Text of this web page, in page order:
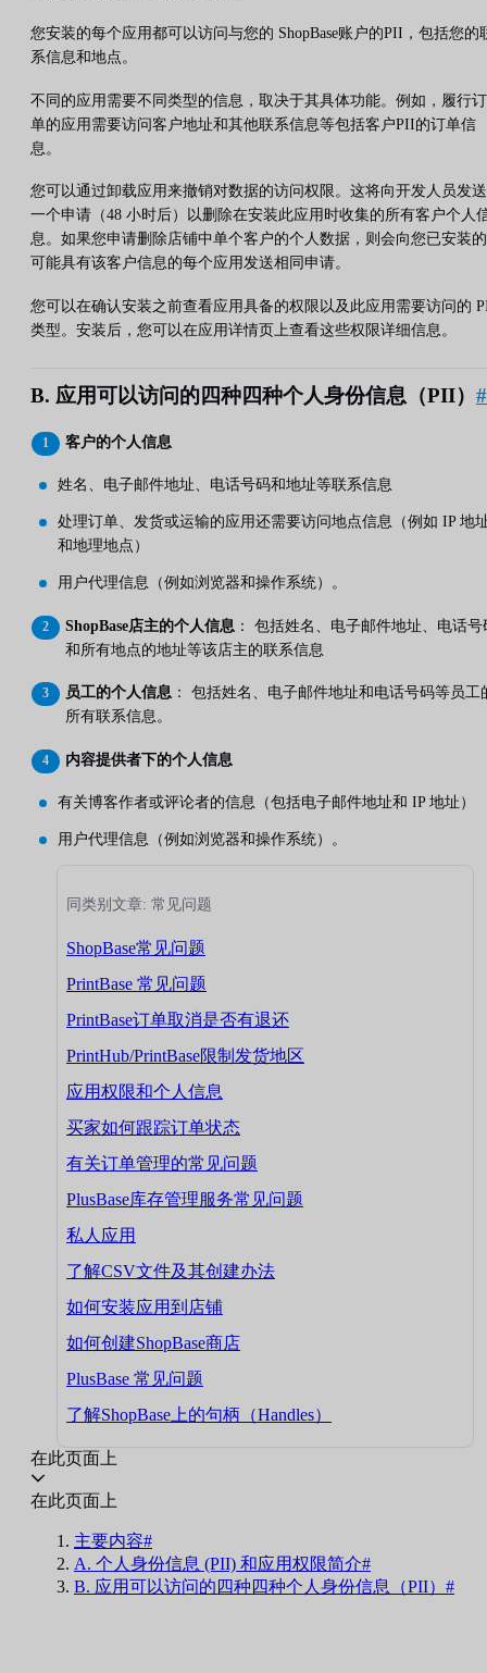
您安装的每个应用都可以访问与您的 ShopBase账户的PII，包括您的
系信息和地点。
不同的应用需要不同类型的信息，取决于其具体功能。例如，履行订
单的应用需要访问客户地址和其他联系信息等包括客户PII的订单信
息。
您可以通过卸载应用来撤销对数据的访问权限。这将向开发人员发送
一个申请（48 小时后）以删除在安装此应用时收集的所有客户个人
息。如果您申请删除店铺中单个客户的个人数据，则会向您已安装的
可能具有该客户信息的每个应用发送相同申请。
您可以在确认安装之前查看应用具备的权限以及此应用需要访问的
类型。安装后，您可以在应用详情页上查看这些权限详细信息。
B. 应用可以访问的四种四种个人身份信息（PII） #
客户的个人信息
姓名、电子邮件地址、电话号码和地址等联系信息
处理订单、发货或运输的应用还需要访问地点信息（例如 IP 地
和地理地点）
用户代理信息（例如浏览器和操作系统）。
ShopBase店主的个人信息 ： 包括姓名、电子邮件地址、电话号
和所有地点的地址等该店主的联系信息
员工的个人信息 ： 包括姓名、电子邮件地址和电话号码等员工
所有联系信息。
内容提供者下的个人信息
有关博客作者或评论者的信息（包括电子邮件地址和 IP 地址）
用户代理信息（例如浏览器和操作系统）。
同类别文章: 常见问题
ShopBase常见问题
PrintBase 常见问题
PrintBase订单取消是否有退还
PrintHub/PrintBase限制发货地区
应用权限和个人信息
买家如何跟踪订单状态
有关订单管理的常见问题
PlusBase库存管理服务常见问题
私人应用
了解CSV文件及其创建办法
如何安装应用到店铺
如何创建ShopBase商店
PlusBase 常见问题
了解ShopBase上的句柄（Handles）
在此页面上
在此页面上
主要内容#
A. 个人身份信息 (PII) 和应用权限简介#
B. 应用可以访问的四种四种个人身份信息（PII）#